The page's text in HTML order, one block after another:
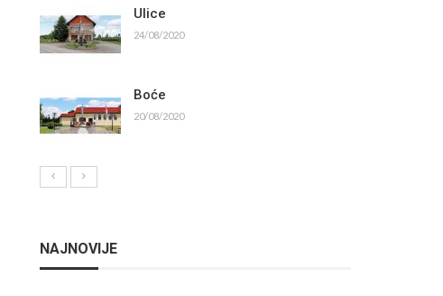
Ulice
24/08/2020
Boće
20/08/2020
NAJNOVIJE